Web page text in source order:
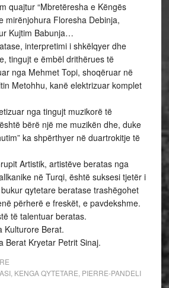
quajtur “Mbretëresha e Këngës
mirënjohura Floresha Debinja,
Kujtim Babunja…
interpretimi i shkëlqyer dhe
tingujt e ëmbël drithërues të
nga Mehmet Topi, shoqëruar në
Metohhu, kanë elektrizuar komplet
nga tingujt muzikorë të
bërë një me muzikën dhe, duke
ka shpërthyer në duartrokitje të
Artistik, artistëve beratas nga
në Turqi, është suksesi tjetër i
qytetare beratase trashëgohet
përherë e freskët, e pavdekshme.
të talentuar beratas.
Kulturore Berat.
Berat Kryetar Petrit Sinaj.
, KENGA QYTETARE PIERRE-PANDELI